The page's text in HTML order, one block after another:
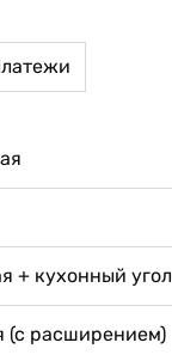
+ кухонный угол
(с расширением)